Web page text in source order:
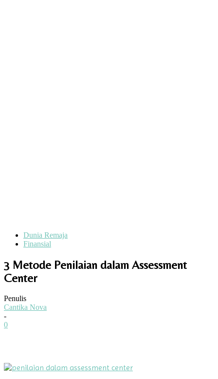
Dunia Remaja
Finansial
3 Metode Penilaian dalam Assessment
Center
Penulis
Cantika Nova
-
0